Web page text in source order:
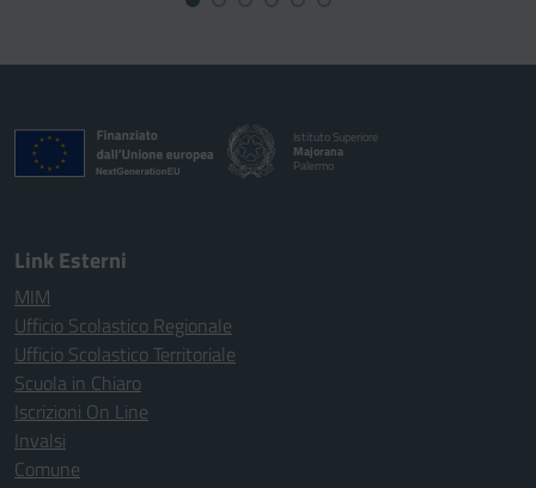
Istituto Superiore
Majorana
Palermo
Link Esterni
MIM
Ufficio Scolastico Regionale
Ufficio Scolastico Territoriale
Scuola in Chiaro
Iscrizioni On Line
Invalsi
Comune